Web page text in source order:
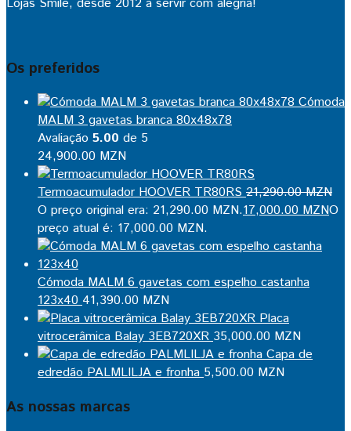
Os preferidos
Cómoda
MALM 3 gavetas branca 80x48x78
Avaliação 5.00 de 5
24,900.00 MZN
Termoacumulador HOOVER TR80RS 21,290.00MZN
O preço original era: 21,290.00 MZN.17,000.00MZNO
preço atual é: 17,000.00 MZN.
Cómoda MALM 6 gavetas com espelho castanha
123x40 41,390.00 MZN
Placa
vitrocerâmica Balay 3EB720XR 35,000.00 MZN
Capa de
edredão PALMLILJA e fronha 5,500.00 MZN
As nossas marcas